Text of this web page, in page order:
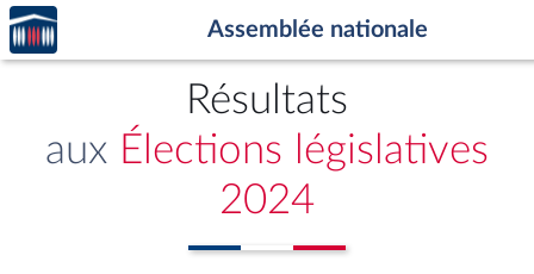
Aller au contenu
Aller en bas de la page
Accèder
à la
page
Assemblée nationale
Résultats
aux Élections législatives
2024